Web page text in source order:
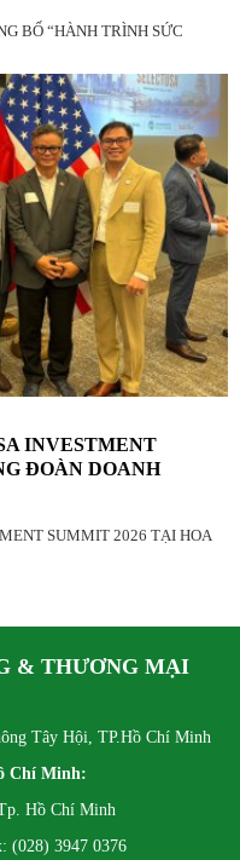
BỐ “HÀNH TRÌNH SỨC
INVESTMENT
ĐOÀN DOANH
SUMMIT 2026 TẠI HOA
& THƯƠNG MẠI
Tây Hội, TP.Hồ Chí Minh
Chí Minh:
Hồ Chí Minh
(028) 3947 0376